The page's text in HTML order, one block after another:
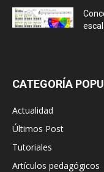
CATEGORÍA
Actualidad
Últimos Post
Tutoriales
Artículos pedagógicos